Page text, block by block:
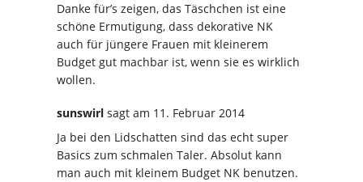
Danke für’s zeigen, das Täschchen ist eine
schöne Ermutigung, dass dekorative NK
auch für jüngere Frauen mit kleinerem
Budget gut machbar ist, wenn sie es wirklich
wollen.
sunswirl sagt am 11. Februar 2014
Ja bei den Lidschatten sind das echt super
Basics zum schmalen Taler. Absolut kann
man auch mit kleinem Budget NK benutzen.